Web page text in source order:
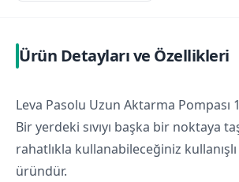
Ürün Detayları ve Özellikleri
Leva Pasolu Uzun Aktarma Pompası
Bir yerdeki sıvıyı başka bir noktaya
rahatlıkla kullanabileceğiniz
üründür.